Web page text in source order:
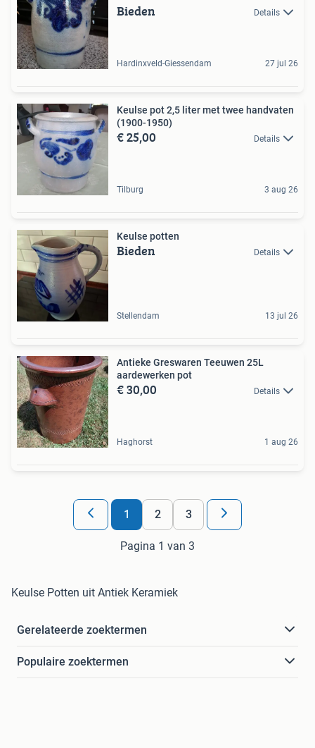
Bieden Details
Hardinxveld-Giessendam 27 jul 26
Keulse pot 2,5 liter met twee handvaten
(1900-1950)
€ 25,00 Details
Tilburg 3 aug 26
Keulse potten
Bieden Details
Stellendam 13 jul 26
Antieke Greswaren Teeuwen 25L
aardewerken pot
€ 30,00 Details
Haghorst 1 aug 26
1 2 3
Pagina 1 van 3
Keulse Potten uit Antiek Keramiek
Gerelateerde zoektermen
Populaire zoektermen